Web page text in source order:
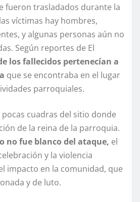
fueron trasladados durante la
víctimas hay hombres,
y algunas personas aún no
Según reportes de El
los fallecidos pertenecían a
que se encontraba en el lugar
parroquiales.
cuadras del sitio donde
de la reina de la parroquia.
no fue blanco del ataque, el
y la violencia
impacto en la comunidad, que
y de luto.